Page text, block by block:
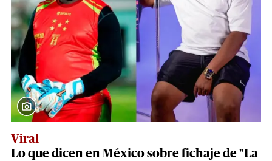
Viral
Lo que dicen en México sobre fichaje de "La